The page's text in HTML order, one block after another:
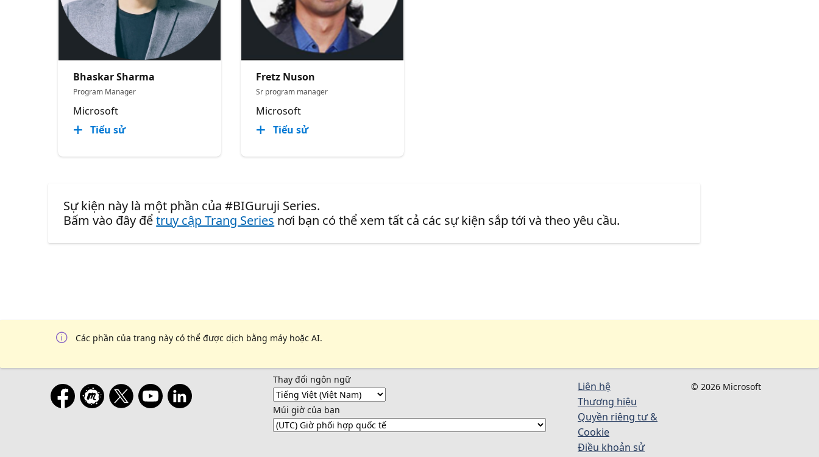
Bhaskar Sharma
Program Manager
Microsoft
Tiểu sử
Fretz Nuson
Sr program manager
Microsoft
Tiểu sử
Sự kiện này là một phần của #BIGuruji Series.
Bấm vào đây đểtruy cập Trang Series nơi bạn có thể xem tất cả các sự kiện sắp tới và theo yêu cầu.
Các phần của trang này có thể được dịch bằng máy hoặc AI.
Thay đổi ngôn ngữ
Múi giờ của bạn
Liên hệ
Thương hiệu
Quyền riêng tư &
Cookie
Điều khoản sử
© 2026 Microsoft